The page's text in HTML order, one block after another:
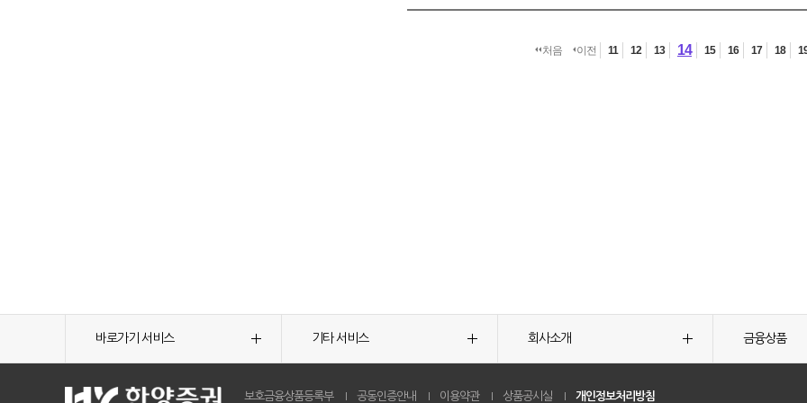
처음 이전 11 12 13 14 15 16 17 18
바로가기 서비스 기타 서비스 회사소개 금융상품
보호금융상품등록부 공동인증안내 이용약관 상품공시실 개인정보처리방침